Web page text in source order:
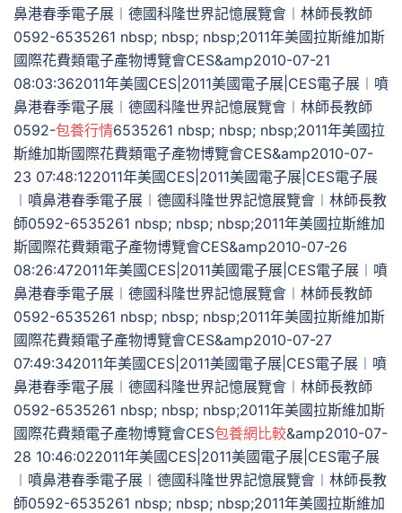
鼻港春季電子展︱德國科隆世界記憶展覽會︱林師長教師
0592-6535261 nbsp; nbsp; nbsp;2011年美國拉斯維加斯
國際花費類電子產物博覽會CES&amp2010-07-21
08:03:362011年美國CES|2011美國電子展|CES電子展︱噴
鼻港春季電子展︱德國科隆世界記憶展覽會︱林師長教師
0592-包養行情6535261 nbsp; nbsp; nbsp;2011年美國拉
斯維加斯國際花費類電子產物博覽會CES&amp2010-07-
23 07:48:122011年美國CES|2011美國電子展|CES電子展
︱噴鼻港春季電子展︱德國科隆世界記憶展覽會︱林師長教
師0592-6535261 nbsp; nbsp; nbsp;2011年美國拉斯維加
斯國際花費類電子產物博覽會CES&amp2010-07-26
08:26:472011年美國CES|2011美國電子展|CES電子展︱噴
鼻港春季電子展︱德國科隆世界記憶展覽會︱林師長教師
0592-6535261 nbsp; nbsp; nbsp;2011年美國拉斯維加斯
國際花費類電子產物博覽會CES&amp2010-07-27
07:49:342011年美國CES|2011美國電子展|CES電子展︱噴
鼻港春季電子展︱德國科隆世界記憶展覽會︱林師長教師
0592-6535261 nbsp; nbsp; nbsp;2011年美國拉斯維加斯
國際花費類電子產物博覽會CES包養網比較&amp2010-07-
28 10:46:022011年美國CES|2011美國電子展|CES電子展
︱噴鼻港春季電子展︱德國科隆世界記憶展覽會︱林師長教
師0592-6535261 nbsp; nbsp; nbsp;2011年美國拉斯維加